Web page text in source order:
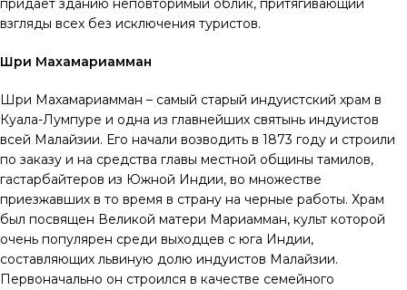
придает зданию неповторимый облик, притягивающий
взгляды всех без исключения туристов.
Шри Махамариамман
Шри Махамариамман – самый старый индуистский храм в
Куала-Лумпуре и одна из главнейших святынь индуистов
всей Малайзии. Его начали возводить в 1873 году и строили
по заказу и на средства главы местной общины тамилов,
гастарбайтеров из Южной Индии, во множестве
приезжавших в то время в страну на черные работы. Храм
был посвящен Великой матери Мариамман, культ которой
очень популярен среди выходцев с юга Индии,
составляющих львиную долю индуистов Малайзии.
Первоначально он строился в качестве семейного